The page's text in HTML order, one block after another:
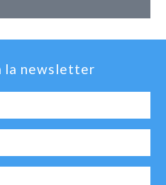
la newsletter